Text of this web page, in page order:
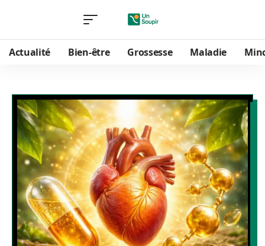
Actualité Bien-être Grossesse Maladie